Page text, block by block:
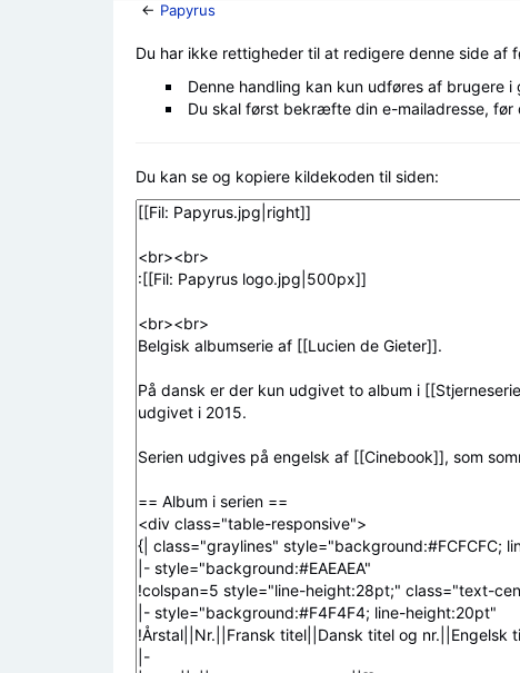
← Papyrus
Du har ikke rettigheder til at redigere denne side af
Denne handling kan kun udføres af brugere i
Du skal først bekræfte din e-mailadresse,
Du kan se og kopiere kildekoden til siden: